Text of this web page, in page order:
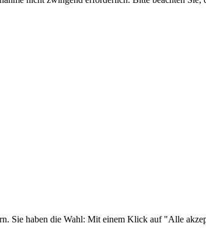
Sie haben die Wahl: Mit einem Klick auf "Alle